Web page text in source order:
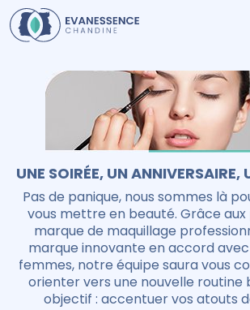
UNE SOIRÉE, UN ANNIVERSAIRE,
Pas de panique, nous sommes là
vous mettre en beauté. Grâce
marque de maquillage
marque innovante en accord
femmes, notre équipe saura vous
orienter vers une nouvelle routine
objectif : accentuer vos atouts